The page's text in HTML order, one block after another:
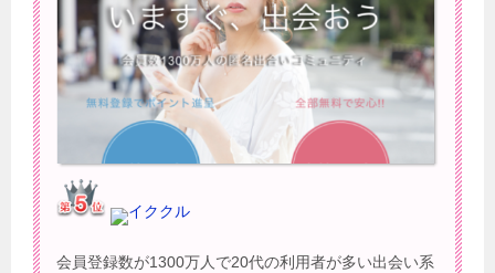
イククル
会員登録数が1300万人で20代の利用者が多い出会い系